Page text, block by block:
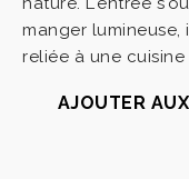
manger lumineuse,
reliée à une cuisine
AJOUTER